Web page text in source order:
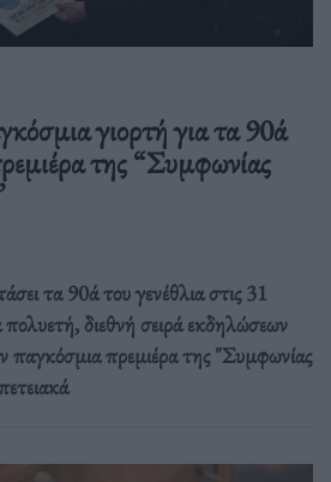
γιορτή για τα 90ά
της “Συμφωνίας
τα 90ά του γενέθλια στις 31
διεθνή σειρά εκδηλώσεων
παγκόσμια πρεμιέρα της "Συμφωνίας